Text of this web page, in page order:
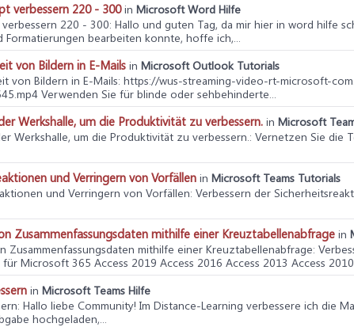
verbessern 220 - 300in Microsoft Word Hilfe
220 - 300: Hallo und guten Tag, da mir hier in word hilfe
Formatierungen bearbeiten konnte, hoffe ich,...
von Bildern in E-Mails in Microsoft Outlook Tutorials
von Bildern in E-Mails: https://wus-streaming-video-rt-microsoft-
Verwenden Sie für blinde oder sehbehinderte...
Werkshalle, um die Produktivität zu verbessern. in Microsoft
Werkshalle, um die Produktivität zu verbessern.: Vernetzen Sie die
und Verringern von Vorfällen in Microsoft Teams Tutorials
und Verringern von Vorfällen: Verbessern der
Zusammenfassungsdaten mithilfe einer Kreuztabellenabfrage in
Zusammenfassungsdaten mithilfe einer Kreuztabellenabfrage:
Microsoft 365 Access 2019 Access 2016 Access 2013 Access
in Microsoft Teams Hilfe
: Hallo liebe Community! Im Distance-Learning verbessere ich die
hochgeladen,...